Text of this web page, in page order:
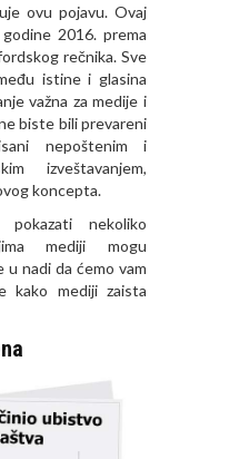
ovu pojavu. Ovaj
2016. prema
rečnika. Sve
istine i glasina
važna za medije i
biste bili prevareni
nepoštenim i
izveštavanjem,
koncepta.
nekoliko
mediji mogu
u nadi da ćemo vam
kako mediji zaista